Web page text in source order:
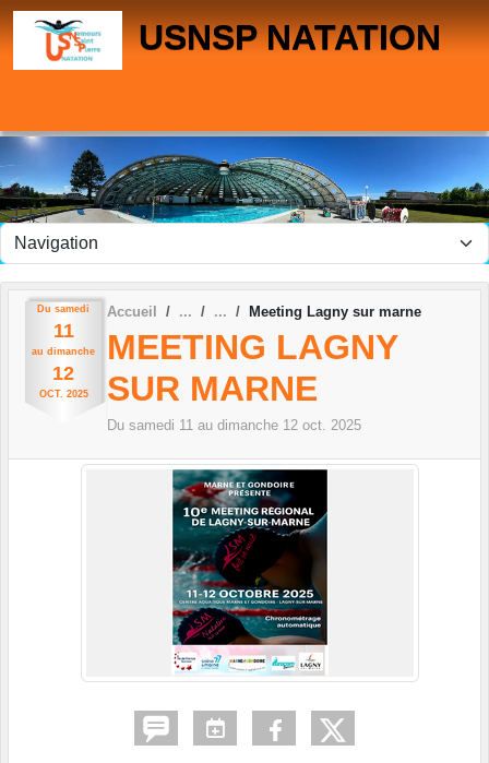
USNSP NATATION
Du samedi
11
au dimanche
12
OCT. 2025
Accueil Meeting Lagny sur marne
MEETING LAGNY
SUR MARNE
Du samedi 11 au dimanche 12 oct. 2025
Panneau de gestion des cookies